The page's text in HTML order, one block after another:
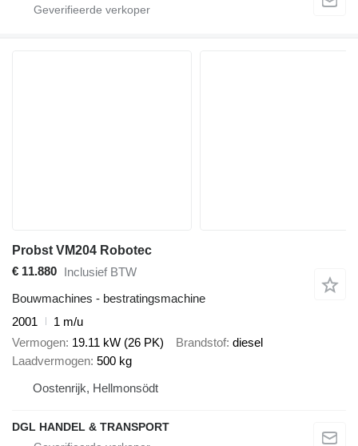
Probst VM204 Robotec
€ 11.880 Inclusief BTW
Bouwmachines - bestratingsmachine
2001
1 m/u
Vermogen 19.11 kW (26 PK) Brandstof diesel
Laadvermogen 500 kg
Oostenrijk, Hellmonsödt
DGL HANDEL & TRANSPORT